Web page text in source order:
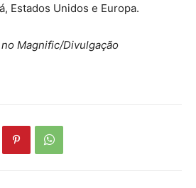
Estados Unidos e Europa.
Magnific/Divulgação